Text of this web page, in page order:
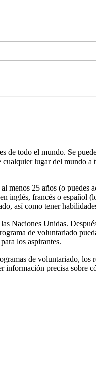
de todo el mundo. Se
lugar del mundo a
menos 25 años (o puedes
inglés, francés o español
así como tener
Naciones Unidas.
de voluntariado
los aspirantes.
de voluntariado, los
información precisa sobre